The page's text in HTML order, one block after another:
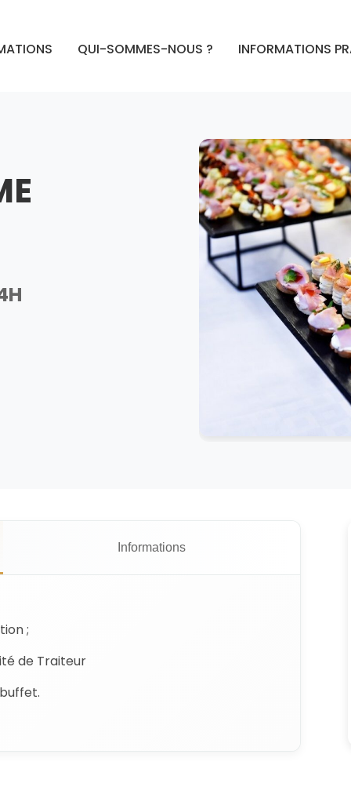
QUI-SOMMES-NOUS ? INFORMATIONS
Informations
;
de Traiteur